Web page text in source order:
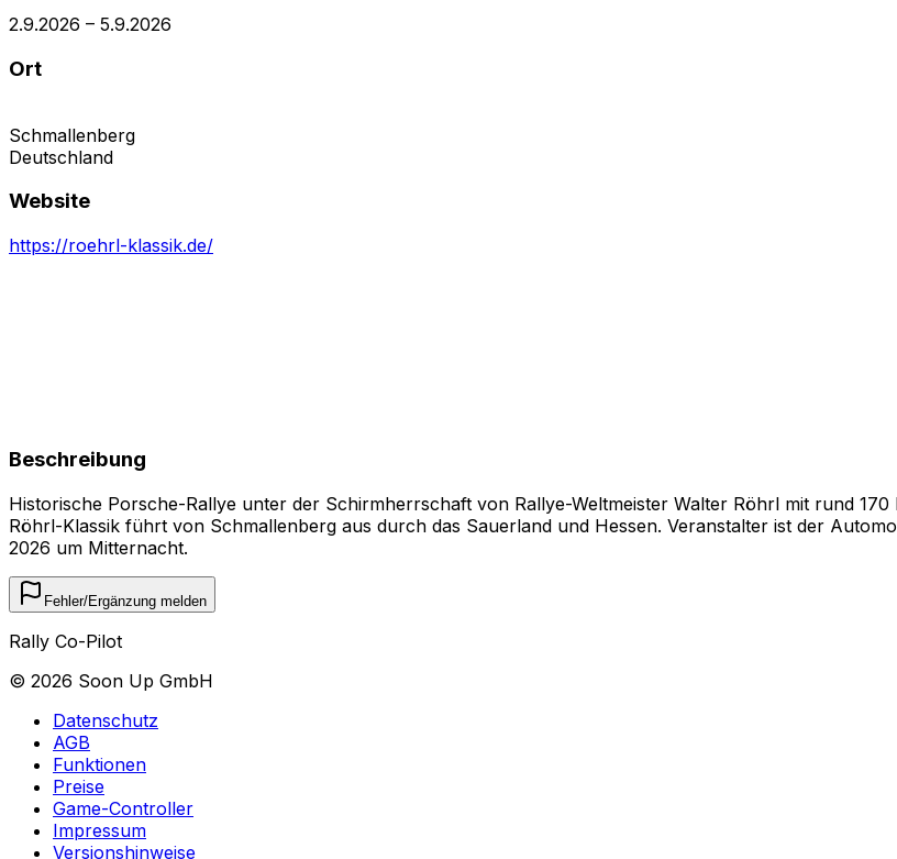
2.9.2026 – 5.9.2026
Ort
Schmallenberg
Deutschland
Website
https://roehrl-klassik.de/
Beschreibung
Historische Porsche-Rallye unter der Schirmherrschaft von Rallye-Weltmeister Walter Röhrl mit rund
Röhrl-Klassik führt von Schmallenberg aus durch das Sauerland und Hessen. Veranstalter ist der
2026 um Mitternacht.
Fehler/Ergänzung melden
Rally Co-Pilot
© 2026 Soon Up GmbH
Datenschutz
AGB
Funktionen
Preise
Game-Controller
Impressum
Versionshinweise